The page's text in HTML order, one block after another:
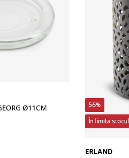
Ø11CM
56%
În limita
ERLAND